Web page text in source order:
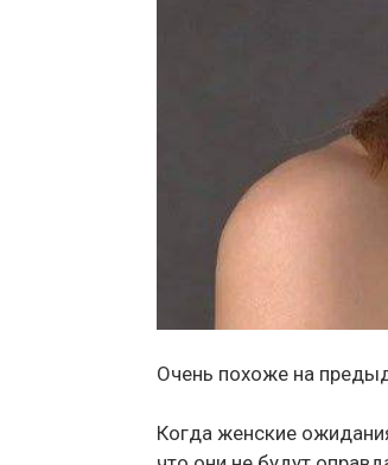
Очень похоже на
Когда женские